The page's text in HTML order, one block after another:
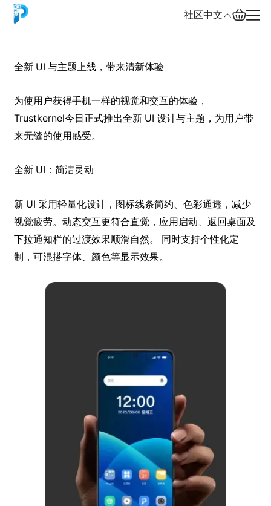
社区中文
全新 UI 与主题上线，带来清新体验
为使用户获得手机一样的视觉和交互的体验，
Trustkernel今日正式推出全新 UI 设计与主题，为用户带
来无缝的使用感受。
全新 UI：简洁灵动
新 UI 采用轻量化设计，图标线条简约、色彩通透，减少
视觉疲劳。动态交互更符合直觉，应用启动、返回桌面及
下拉通知栏的过渡效果顺滑自然。 同时支持个性化定
制，可混搭字体、颜色等显示效果。
Español
Русский